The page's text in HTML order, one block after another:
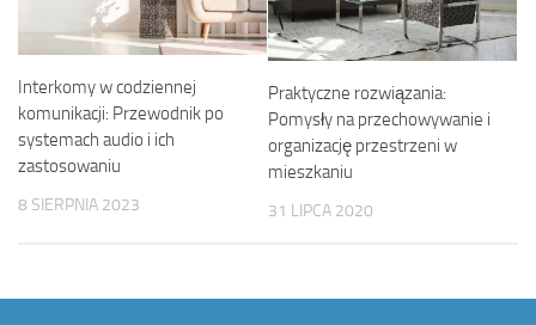
Interkomy w codziennej
komunikacji: Przewodnik po
systemach audio i ich
zastosowaniu
8 SIERPNIA 2023
Praktyczne rozwiązania:
Pomysły na przechowywanie i
organizację przestrzeni w
mieszkaniu
31 LIPCA 2020